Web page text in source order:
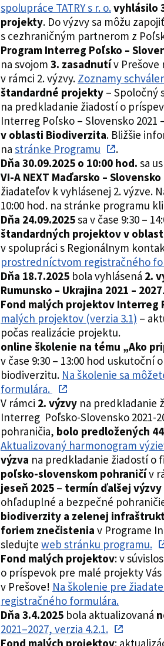
spolupráce TATRY s r. o.vyhlásilo
projekty. Do výzvy sa môžu
s cezhraničným partnerom z
Program Interreg Poľsko –
na svojom 3. zasadnutív Prešove
v rámci 2. výzvy. Zoznamy
štandardné projekty – Spoločný
na predkladanie žiadostí o
Interreg Poľsko – Slovensko 2021
v oblasti Biodiverzita. Bližšie
na stránke Programu
.
Dňa 30.09.2025 o 10:00 hod. sa
VI-A NEXT Maďarsko –
žiadateľov k vyhlásenej 2. výzve.
10:00 hod. na stránke programu
Dňa 24.09.2025sa v čase 9:30 –
štandardných projektov v oblasti
v spolupráci s Regionálnym
prostredníctvom registračného
Dňa 18.7.2025 bola vyhlásená 2.
Rumunsko – Ukrajina 2021 – 2027
Fond malých projektov Interreg
malých projektov (verzia 3.1) –
počas realizácie projektu.
online školenie na tému „Ako
v čase 9:30 – 13:00 hod
biodiverzitu. Na školenie sa
formulára.
V rámci 2. výzvy na predkladanie
Interreg Poľsko-Slovensko 2021-
pohraničia, bolo predložených
Aktualizovaný harmonogram
výzva na predkladanie žiadostí o
poľsko-slovenskom pohraničív
jeseň 2025 – termín ďalšej výzvy
ohľaduplné a bezpečné
biodiverzity a zelenej
foriem znečistenia v Programe
sledujte web stránku programu.
Fond malých projektov: v
o príspevok pre malé projekty Vás
v Prešove! Na školenie pre
registračného formulára.
Dňa 3.4.2025 bola aktualizovaná
2021–2027, verzia 4.2.1.
Fond malých projektov: